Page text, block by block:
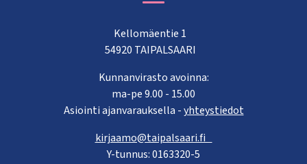
Kellomäentie 1
54920 TAIPALSAARI
Kunnanvirasto avoinna:
ma-pe 9.00 - 15.00
Asiointi ajanvarauksella -yhteystiedot
kirjaamo@taipalsaari.fi
Y-tunnus: 0163320-5